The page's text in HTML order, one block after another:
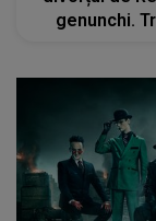
genunchi.